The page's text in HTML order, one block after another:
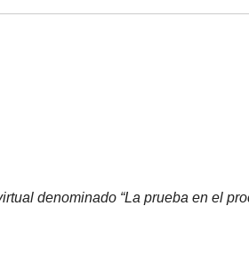
denominado “La prueba en el